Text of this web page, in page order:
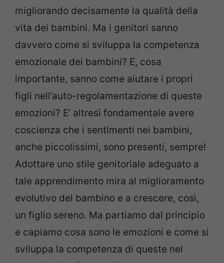
migliorando decisamente la qualità della
vita dei bambini. Ma i genitori sanno
davvero come si sviluppa la competenza
emozionale dei bambini? E, cosa
importante, sanno come aiutare i propri
figli nell’auto-regolamentazione di queste
emozioni? E’ altresì fondamentale avere
coscienza che i sentimenti nei bambini,
anche piccolissimi, sono presenti, sempre!
Adottare uno stile genitoriale adeguato a
tale apprendimento mira al miglioramento
evolutivo del bambino e a crescere, così,
un figlio sereno. Ma partiamo dal principio
e capiamo cosa sono le emozioni e come si
sviluppa la competenza di queste nel